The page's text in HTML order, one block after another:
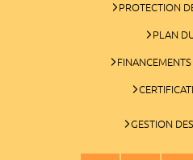
PROTECTION
PLAN
GESTION